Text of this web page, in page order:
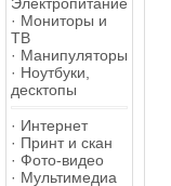
· Мониторы и
ТВ
· Манипуляторы
· Ноутбуки,
десктопы
· Интернет
· Принт и скан
· Фото-видео
· Мультимедиа